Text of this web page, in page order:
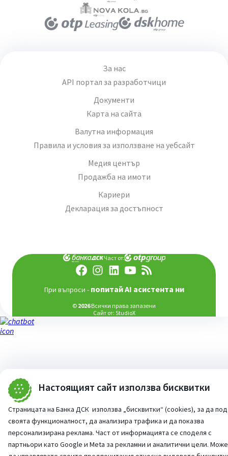
Настоящият сайт използва бисквитки
Страницата на Банка ДСК използва „бисквитки“ (cookies), за да
своята функционалност, да анализира трафика и да показва
персонализирана реклама. Част от информацията се споделя с
партньори като Google и Meta за рекламни и аналитични цели.
За нас
API портал за разработчици
Документи
Карта на сайта
Валутна информация
Правила и условия за използване на уебсайт
Медия център
Продажба на имоти
Кариери
Декларация за достъпност
Част от:
При въпроси - попитай AI асистента ни
© 2026Всички права запазени
Сайт от: StudioX